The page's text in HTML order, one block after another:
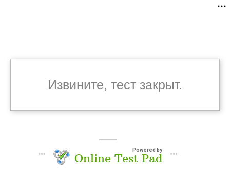
Извините, тест закрыт.
Powered by
Online Test Pad